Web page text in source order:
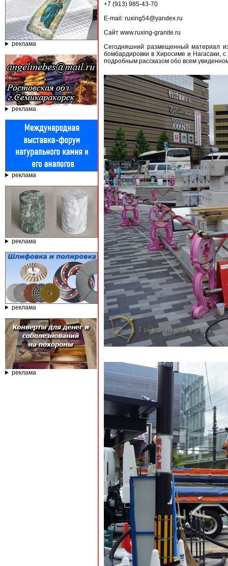
реклама
реклама
реклама
реклама
реклама
реклама
+7 (913) 985-43-70
E-mail: ruxing54@yandex.ru
Сайт www.ruxing-granite.ru
Сегодняшний размещенный материал
бомбардировки в Хиросиме и Нагасаки,
подробным рассказом обо всем